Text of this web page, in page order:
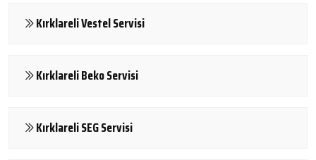
Kırklareli Vestel Servisi
Kırklareli Beko Servisi
Kırklareli SEG Servisi